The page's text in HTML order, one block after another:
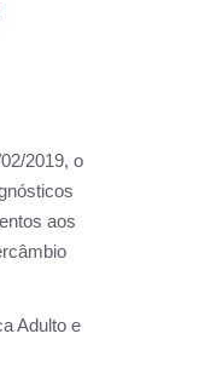
2019, o
aos
Adulto e